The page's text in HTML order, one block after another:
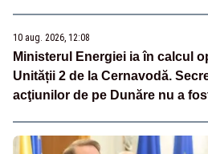
10 aug. 2026, 12:08
Ministerul Energiei ia în calcul
Unității 2 de la Cernavodă.
acţiunilor de pe Dunăre nu a